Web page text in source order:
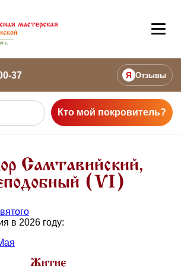
37 Я Отзывы
Кто мой покровитель?
Самтавийский,
(VI)
в 2026 году:
Житие